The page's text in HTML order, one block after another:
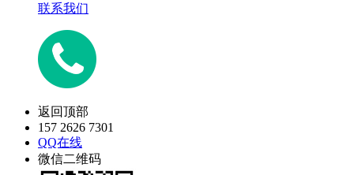
联系我们
返回顶部
157 2626 7301
QQ在线
微信二维码